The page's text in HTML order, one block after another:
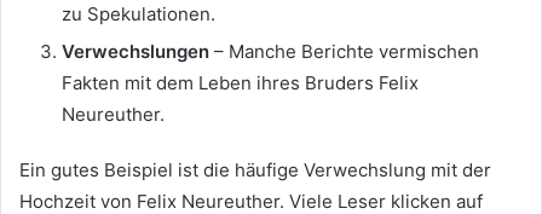
zu Spekulationen.
Verwechslungen – Manche Berichte vermischen
Fakten mit dem Leben ihres Bruders Felix
Neureuther.
Ein gutes Beispiel ist die häufige Verwechslung mit der
Hochzeit von Felix Neureuther. Viele Leser klicken auf